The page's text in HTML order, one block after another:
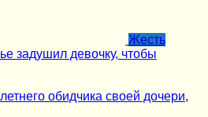
Жесть
задушил девочку, чтобы
обидчика своей дочери,